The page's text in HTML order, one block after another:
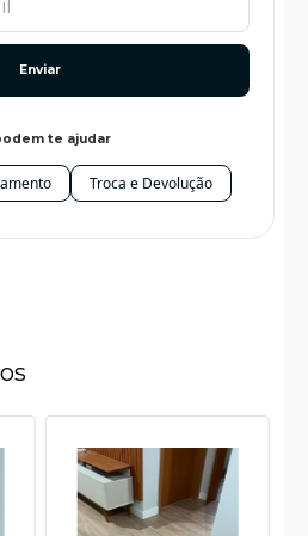
Enviar
te ajudar
Troca e Devolução